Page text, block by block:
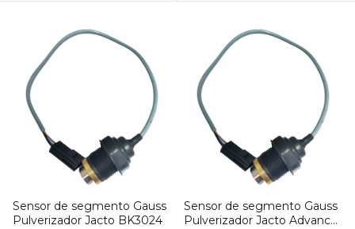
Sensor de segmento Gauss
Pulverizador Jacto BK3024
Sensor de segmento Gauss
Pulverizador Jacto Advance